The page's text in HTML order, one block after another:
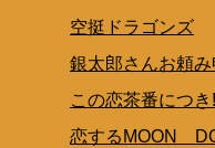
空挺ドラゴンズ
銀太郎さんお頼み
この恋茶番につき
恋するMOON